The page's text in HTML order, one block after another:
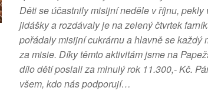
Děti se účastnily misijní neděle v říjnu, pekly
jidášky a rozdávaly je na zelený čtvrtek
pořádaly misijní cukrárnu a hlavně se každý
za misie. Díky těmto aktivitám jsme na
dílo dětí poslali za minulý rok 11.300,- Kč.
všem, kdo nás podporují…